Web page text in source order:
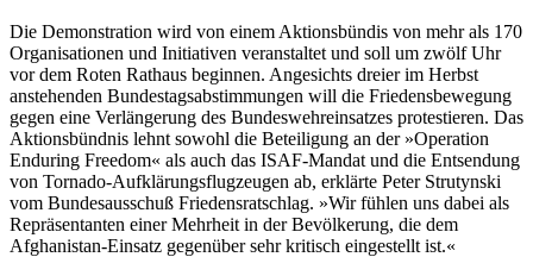
Die Demonstration wird von einem Aktionsbündis von mehr als 170
Organisationen und Initiativen veranstaltet und soll um zwölf Uhr
vor dem Roten Rathaus beginnen. Angesichts dreier im Herbst
anstehenden Bundestagsabstimmungen will die Friedensbewegung
gegen eine Verlängerung des Bundeswehreinsatzes protestieren. Das
Aktionsbündnis lehnt sowohl die Beteiligung an der »Operation
Enduring Freedom« als auch das ISAF-Mandat und die Entsendung
von Tornado-Aufklärungsflugzeugen ab, erklärte Peter Strutynski
vom Bundesausschuß Friedensratschlag. »Wir fühlen uns dabei als
Repräsentanten einer Mehrheit in der Bevölkerung, die dem
Afghanistan-Einsatz gegenüber sehr kritisch eingestellt ist.«